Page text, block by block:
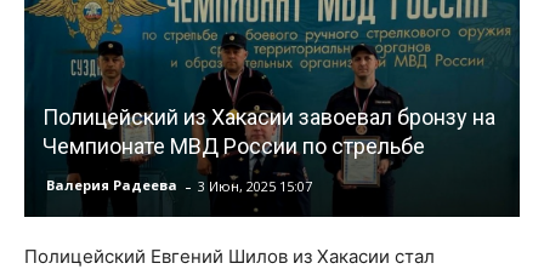
Полицейский из Хакасии завоевал бронзу на
Чемпионате МВД России по стрельбе
Валерия Радеева - 3 Июн, 2025 15:07
Полицейский Евгений Шилов из Хакасии стал